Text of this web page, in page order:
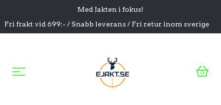
Med Jakten i fokus!
Fri frakt vid 699:- / Snabb leverans / Fri retur inom sverige
0